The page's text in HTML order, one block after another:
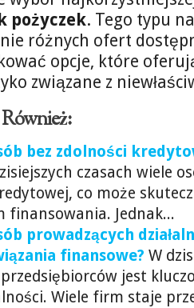
pożyczek. Tego typu
różnych ofert
opcje, które
związane z
bez zdolności
czasach wiele
co może
Jednak...
prowadzących
finansowe? W
jest
Wiele firm staje